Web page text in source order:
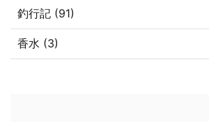
釣行記 (91)
香水 (3)